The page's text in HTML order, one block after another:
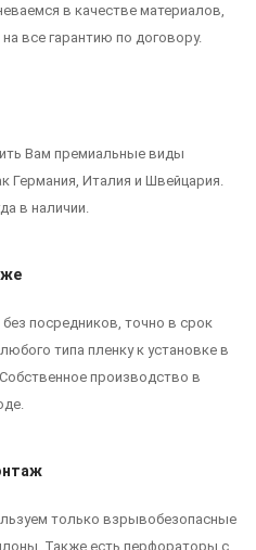
в качестве материалов,
все гарантию по договору.
Вам премиальные виды
Германия, Италия и Швейцария.
в наличии.
посредников, точно в срок
типа пленку к установке в
производство в
только взрывобезопасные
Также есть перфораторы с